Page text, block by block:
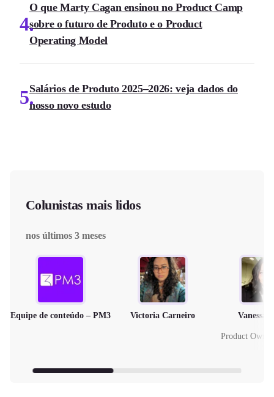
4
O que Marty Cagan ensinou no Product Camp
sobre o futuro de Produto e o Product
Operating Model
5Salários de Produto 2025–2026: veja dados do
nosso novo estudo
Colunistas mais lidos
nos últimos 3 meses
Equipe de conteúdo – PM3 Victoria Carneiro Vanessa
Product